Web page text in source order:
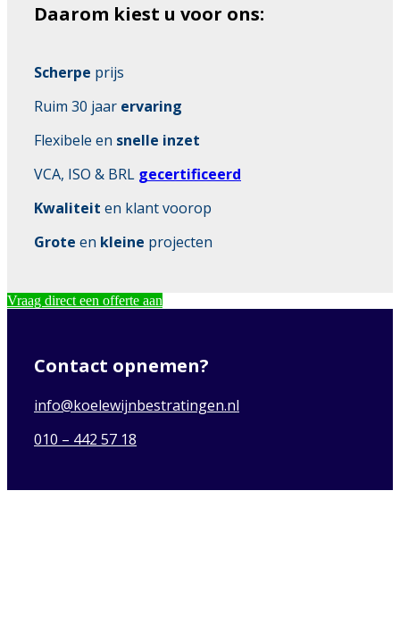
Daarom kiest u voor ons:
Scherpe prijs
Ruim 30 jaar ervaring
Flexibele en snelle inzet
VCA, ISO & BRL gecertificeerd
Kwaliteit en klant voorop
Grote en kleine projecten
Vraag direct een offerte aan
Contact opnemen?
info@koelewijnbestratingen.nl
010 – 442 57 18